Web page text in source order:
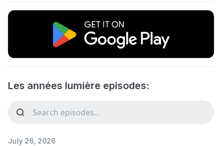
Les années lumière episodes:
July 26, 2026